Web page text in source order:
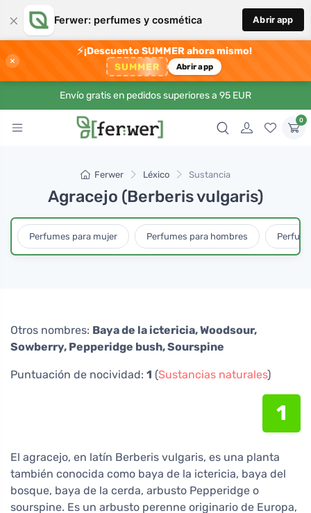
× Ferwer: perfumes y cosmética Abrir app
×
⚡¡Descuento SUMMER ahora mismo!
SUMMER Abrir app
Envío gratis en pedidos superiores a 95 EUR
0
Ferwer Léxico Sustancia
Agracejo (Berberis vulgaris)
Perfumes para mujer Perfumes para hombres
Otros nombres: Baya de la ictericia, Woodsour,
Sowberry, Pepperidge bush, Sourspine
Puntuación de nocividad: 1 (Sustancias naturales)
1
El agracejo, en latín Berberis vulgaris, es una planta
también conocida como baya de la ictericia, baya del
bosque, baya de la cerda, arbusto Pepperidge o
sourspine. Es un arbusto perenne originario de Europa,